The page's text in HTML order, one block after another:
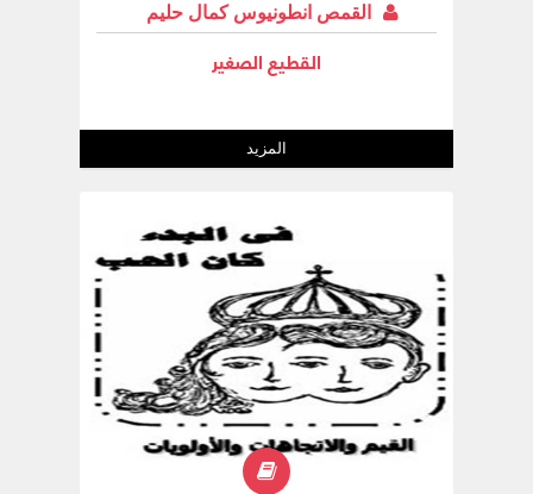
القمص انطونيوس كمال حليم
القطيع الصغير
المزيد